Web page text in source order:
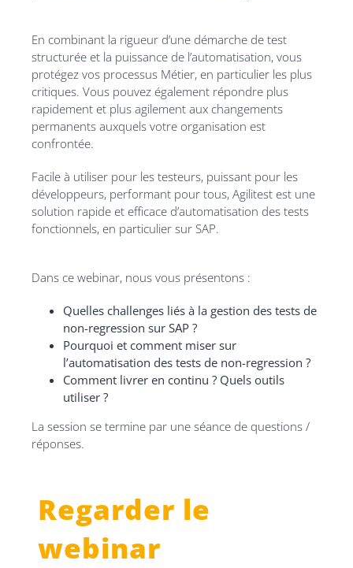
En combinant la rigueur d’une démarche de test
structurée et la puissance de l’automatisation, vous
protégez vos processus Métier, en particulier les plus
critiques. Vous pouvez également répondre plus
rapidement et plus agilement aux changements
permanents auxquels votre organisation est
confrontée.
Facile à utiliser pour les testeurs, puissant pour les
développeurs, performant pour tous, Agilitest est une
solution rapide et efficace d’automatisation des tests
fonctionnels, en particulier sur SAP.
Dans ce webinar, nous vous présentons :
Quelles challenges liés à la gestion des tests de
non-regression sur SAP ?
Pourquoi et comment miser sur
l’automatisation des tests de non-regression ?
Comment livrer en continu ? Quels outils
utiliser ?
La session se termine par une séance de questions /
réponses.
Regarder le
webinar